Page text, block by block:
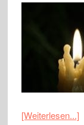
[Weiterlesen...]